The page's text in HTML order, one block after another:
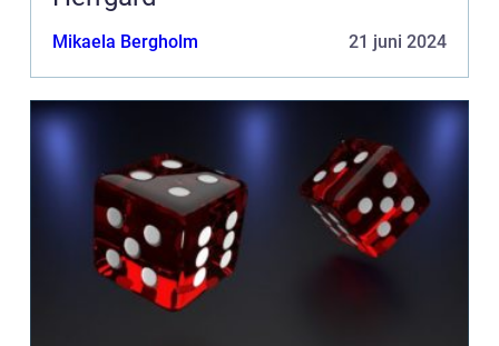
Mikaela Bergholm 21 juni 2024